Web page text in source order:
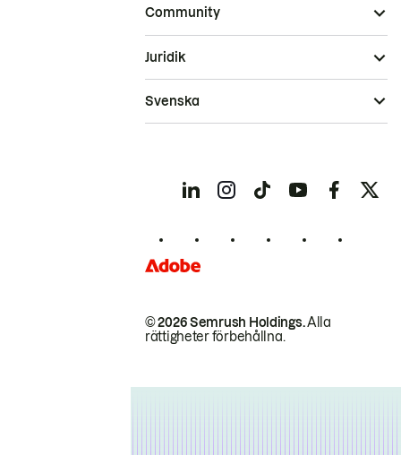
Community
© 2026 Semrush Holdings.Alla
rättigheter förbehållna.
Juridik
Svenska